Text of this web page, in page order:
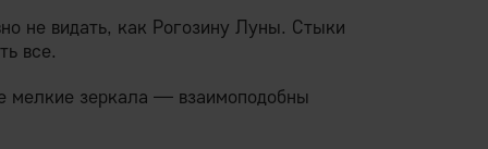
не видать, как Рогозину Луны. Стыки
все.
мелкие зеркала — взаимоподобны